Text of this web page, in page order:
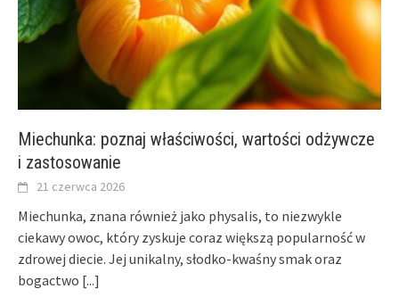
Miechunka: poznaj właściwości, wartości odżywcze
i zastosowanie
21 czerwca 2026
Miechunka, znana również jako physalis, to niezwykle
ciekawy owoc, który zyskuje coraz większą popularność w
zdrowej diecie. Jej unikalny, słodko-kwaśny smak oraz
bogactwo [...]